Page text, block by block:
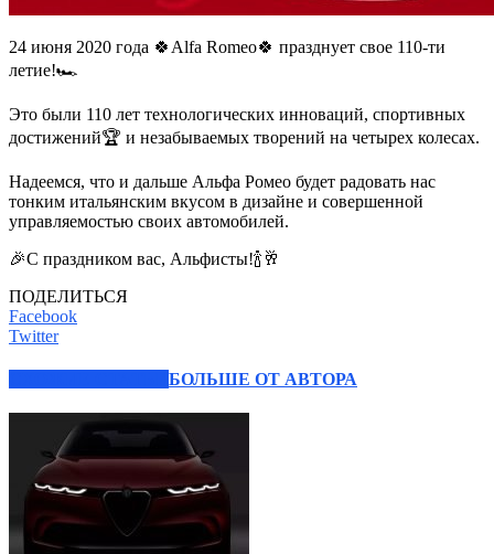
24 июня 2020 года 🍀Alfa Romeo🍀 празднует свое 110-ти
летие!🏎
Это были 110 лет технологических инноваций, спортивных
достижений🏆 и незабываемых творений на четырех колесах.
Надеемся, что и дальше Альфа Ромео будет радовать нас
тонким итальянским вкусом в дизайне и совершенной
управляемостью своих автомобилей.
🎉С праздником вас, Альфисты!🍾🥂
ПОДЕЛИТЬСЯ
Facebook
Twitter
БОЛЬШЕ ОТ АВТОРА